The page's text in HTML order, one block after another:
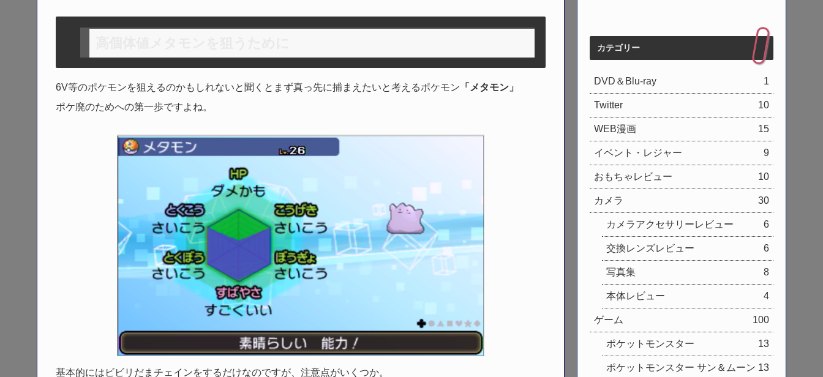
6V等のポケモンを狙えるのかもしれないと聞くとまず真っ先に捕まえたいと考えるポケモン 「メタモン」
ポケ廃のためへの第一歩ですよね。
基本的にはビビリだまチェインをするだけなのですが、注意点がいくつか。
カテゴリー
DVD＆Blu-ray 1
Twitter 10
WEB漫画 15
イベント・レジャー 9
おもちゃレビュー 10
カメラ 30
カメラアクセサリーレビュー 6
交換レンズレビュー 6
写真集 8
本体レビュー 4
ゲーム 100
ポケットモンスター 13
ポケットモンスター サン＆ムーン 13